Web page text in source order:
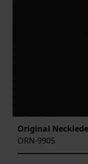
Original
ORN-9905